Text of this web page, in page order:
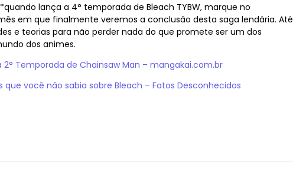
lança a 4° temporada de Bleach TYBW, marque no
em que finalmente veremos a conclusão desta saga lendária. Até
e teorias para não perder nada do que promete ser um dos
dos animes.
Temporada de Chainsaw Man – mangakai.com.br
que você não sabia sobre Bleach – Fatos Desconhecidos